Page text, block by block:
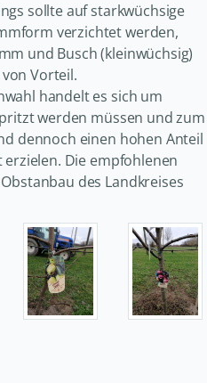
sollte auf starkwüchsige
verzichtet werden,
und Busch (kleinwüchsig)
Vorteil.
handelt es sich um
werden müssen und zum
dennoch einen hohen Anteil
Die empfohlenen
des Landkreises